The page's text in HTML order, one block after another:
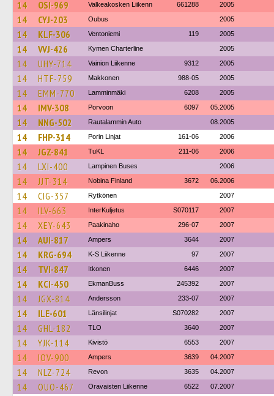
14 OSI-969 Valkeakosken Liikenn 661288 2005
14 CYJ-203 Oubus 2005
14 KLF-306 Ventoniemi 119 2005
14 VVJ-426 Kymen Charterline 2005
14 UHY-714 Vainion Liikenne 9312 2005
14 HTF-759 Makkonen 988-05 2005
14 EMM-770 Lamminmäki 6208 2005
14 IMV-308 Porvoon 6097 05.2005
14 NNG-502 Rautalammin Auto 08.2005
14 FHP-314 Porin Linjat 161-06 2006
14 JGZ-841 TuKL 211-06 2006
14 LXI-400 Lampinen Buses 2006
14 JJT-314 Nobina Finland 3672 06.2006
14 CIG-357 Rytkönen 2007
14 ILV-663 InterKuljetus S070117 2007
14 XEY-643 Paakinaho 296-07 2007
14 AUI-817 Ampers 3644 2007
14 KRG-694 K-S Liikenne 97 2007
14 TVI-847 Itkonen 6446 2007
14 KCI-450 EkmanBuss 245392 2007
14 JGX-814 Andersson 233-07 2007
14 ILE-601 Länsilinjat S070282 2007
14 GHL-182 TLO 3640 2007
14 YJK-114 Kivistö 6553 2007
14 IOV-900 Ampers 3639 04.2007
14 NLZ-724 Revon 3635 04.2007
14 OUO-467 Oravaisten Liikenne 6522 07.2007